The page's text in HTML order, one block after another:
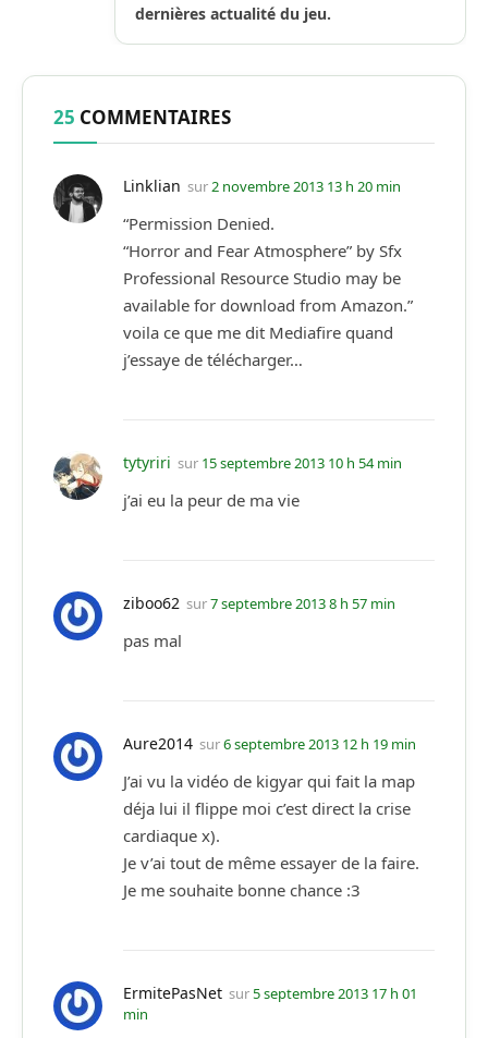
dernières actualité du jeu.
25 COMMENTAIRES
Linklian sur2 novembre 2013 13 h 20 min
“Permission Denied.
“Horror and Fear Atmosphere” by Sfx
Professional Resource Studio may be
available for download from Amazon.”
voila ce que me dit Mediafire quand
j’essaye de télécharger…
tytyriri sur 15 septembre 2013 10 h 54 min
j’ai eu la peur de ma vie
ziboo62 sur7 septembre 2013 8 h 57 min
pas mal
Aure2014 sur6 septembre 2013 12 h 19 min
J’ai vu la vidéo de kigyar qui fait la map
déja lui il flippe moi c’est direct la crise
cardiaque x).
Je v’ai tout de même essayer de la faire.
Je me souhaite bonne chance :3
ErmitePasNet sur5 septembre 2013 17 h 01
min